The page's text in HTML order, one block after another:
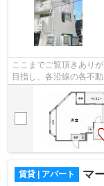
ここまでご覧頂きあり
目指し、各沿線の各不
賃貸 | アパート マ